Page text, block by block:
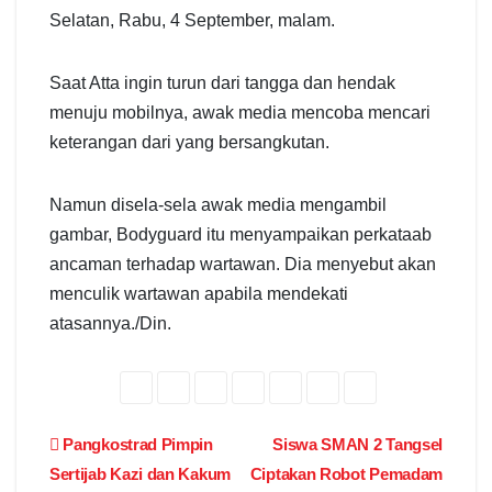
Selatan, Rabu, 4 September, malam.
Saat Atta ingin turun dari tangga dan hendak
menuju mobilnya, awak media mencoba mencari
keterangan dari yang bersangkutan.
Namun disela-sela awak media mengambil
gambar, Bodyguard itu menyampaikan perkataab
ancaman terhadap wartawan. Dia menyebut akan
menculik wartawan apabila mendekati
atasannya./Din.
Post
Siswa SMAN 2 Tangsel
Ciptakan Robot Pemadam
Pangkostrad Pimpin
Sertijab Kazi dan Kakum